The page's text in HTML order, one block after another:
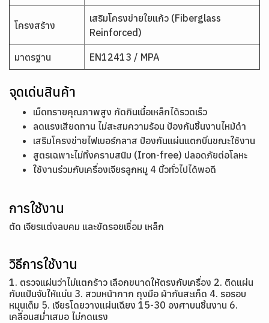
โครงสร้าง
เสริมโครงข่ายใยแก้ว (Fiberglass
Reinforced)
มาตรฐาน EN12413 / MPA
จุดเด่นสินค้า
เม็ดทรายคุณภาพสูง กัดกินเนื้อเหล็กได้รวดเร็ว
ลดแรงเสียดทาน ไม่สะสมความร้อน ป้องกันชิ้นงานไหม้ดำ
เสริมโครงข่ายไฟเบอร์กลาส ป้องกันแผ่นแตกบิ่นขณะใช้งาน
สูตรเฉพาะไม่ทิ้งคราบสนิม (Iron-free) ปลอดภัยต่อโลหะ
ใช้งานร่วมกับเครื่องเจียรลูกหมู 4 นิ้วทั่วไปได้พอดี
การใช้งาน
ตัด เจียรแต่งลบคม และขัดรอยเชื่อม เหล็ก
วิธีการใช้งาน
1. ตรวจแผ่นว่าไม่แตกร้าว เลือกขนาดให้ตรงกับเครื่อง 2. ติดแผ่น
กับแป้นจับให้แน่น 3. สวมหน้ากาก ถุงมือ ผ้ากันสะเก็ด 4. รอรอบ
หมุนเต็ม 5. เจียรโดยวางแผ่นเฉียง 15-30 องศาบนชิ้นงาน 6.
เคลื่อนสม่ำเสมอ ไม่กดแรง